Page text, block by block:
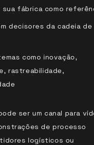
sua fábrica como
decisores da cadeia de
como inovação,
rastreabilidade,
ser um canal para
de processo
logísticos ou